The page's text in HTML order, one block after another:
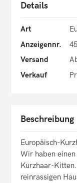
Details
Art
Anzeigennr.
Versand
Verkauf
Beschreibung
Europäisch-
Wir haben
Kurzhaar-
reinrassigen